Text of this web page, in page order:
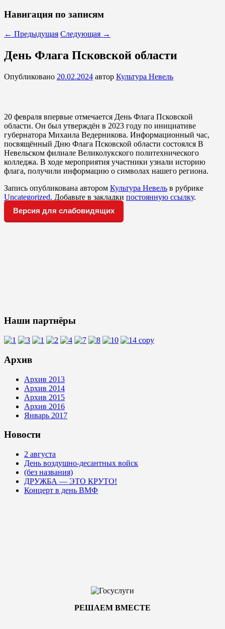
Навигация по записям
← Предыдущая Следующая →
День Флага Псковской области
Опубликовано 20.02.2024 автор Культура Невель
20 февраля впервые отмечается День Флага Псковской
области. Он был утверждён в 2023 году по инициативе
губернатора Михаила Ведерникова. Информационный час,
посвящённый Дню Флага Псковской области состоялся В
Невельском филиале Великолукского политехнического
колледжа. В ходе мероприятия участники узнали историю
флага, получили информацию о символах нашего региона.
Запись опубликована автором Культура Невель в рубрике
Uncategorized. Добавьте в закладки постоянную ссылку.
Версия для слабовидящих
Наши партнёры
Архив
Архив 2013
Архив 2014
Архив 2015
Архив 2016
Январь 2017
Новости
2 августа
День воздушно-десантных войск
(без названия)
ДРУЖБА — ЭТО КРУТО!
Концерт в день ВМФ
РЕШАЕМ ВМЕСТЕ